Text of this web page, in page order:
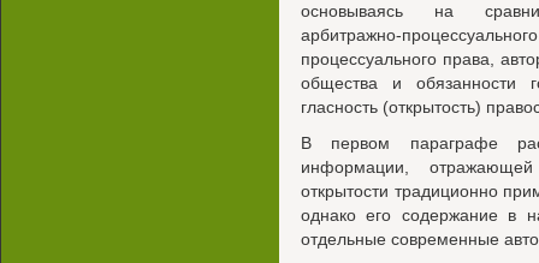
основываясь на
арбитражно-
процессуального права,
общества и обязанности
гласность (открытость)
В первом параграфе
информации, отражающей
открытости традиционно
однако его содержание в
отдельные современные